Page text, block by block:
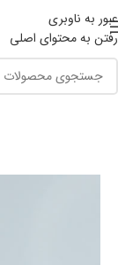
عبور به ناوبری
رفتن به محتوای اصلی